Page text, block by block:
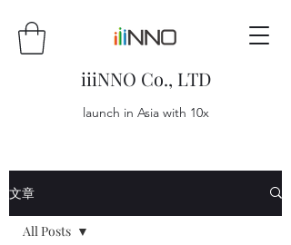
iiiNNO Co., LTD
launch in Asia with 10x
文章
All Posts